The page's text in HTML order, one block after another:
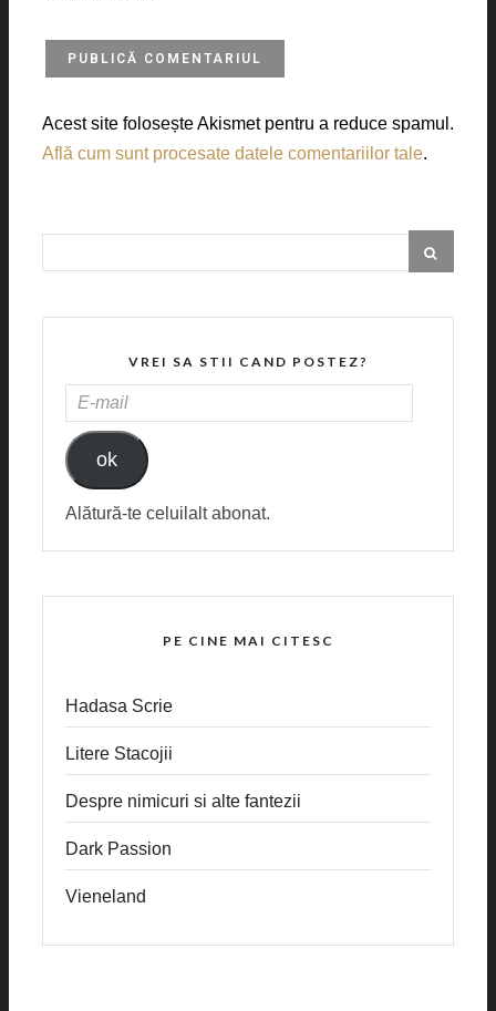
Acest site folosește Akismet pentru a reduce spamul.
Află cum sunt procesate datele comentariilor tale.
VREI SA STII CAND POSTEZ?
MAIL
ok
Alătură-te celuilalt abonat.
PE CINE MAI CITESC
Hadasa Scrie
Litere Stacojii
Despre nimicuri si alte fantezii
Dark Passion
Vieneland